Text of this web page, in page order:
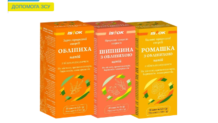
ДОПОМОГА ЗСУ